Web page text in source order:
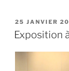
PUBLIÉ
LE
25 JANVIER
Exposition